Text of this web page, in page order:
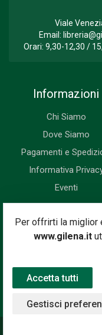
Per offrirti la miglior
www.gilena.it
Accetta tutti
Gestisci
Viale
Email:
Orari: 9,30-12,30 /
Informazioni
Chi Siamo
Dove Siamo
Pagamenti e
Informativa
Eventi
Iscriviti subito alla
novità,
Indirizzo Email